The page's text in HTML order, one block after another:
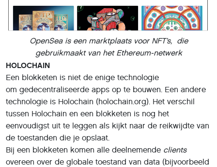
OpenSea is een marktplaats voor NFT’s, die
gebruikmaakt van het Ethereum-netwerk
HOLOCHAIN
Een blokketen is niet de enige technologie
om gedecentraliseerde apps op te bouwen. Een andere
technologie is Holochain (holochain.org). Het verschil
tussen Holochain en een blokketen is nog het
eenvoudigst uit te leggen als kijkt naar de reikwijdte van
de toestanden die je opslaat.
Bij een blokketen komen alle deelnemende clients
overeen over de globale toestand van data (bijvoorbeeld